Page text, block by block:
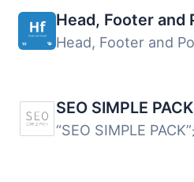
SEO SIMPLE PACK